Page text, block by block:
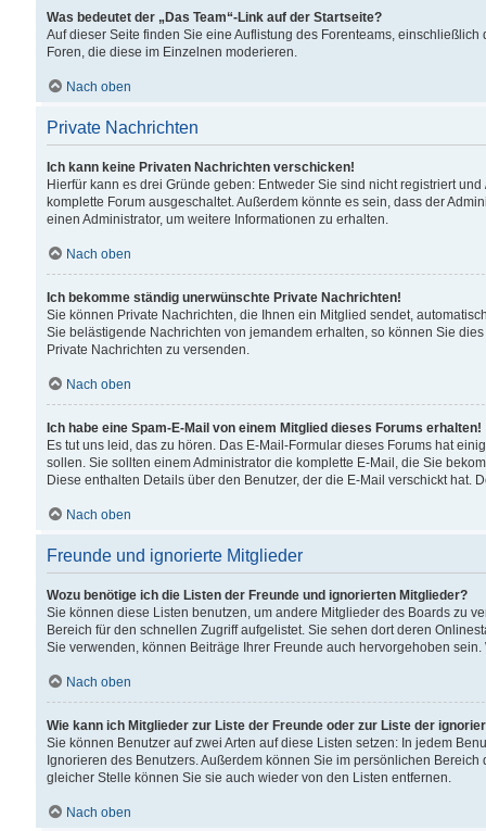
Was bedeutet der „Das Team“-Link auf der Startseite?
Auf dieser Seite finden Sie eine Auflistung des Forenteams,
Foren, die diese im Einzelnen moderieren.
Nach oben
Private Nachrichten
Ich kann keine Privaten Nachrichten verschicken!
Hierfür kann es drei Gründe geben: Entweder Sie sind nicht registriert
komplette Forum ausgeschaltet. Außerdem könnte es sein, dass der
einen Administrator, um weitere Informationen zu erhalten.
Nach oben
Ich bekomme ständig unerwünschte Private Nachrichten!
Sie können Private Nachrichten, die Ihnen ein Mitglied sendet,
Sie belästigende Nachrichten von jemandem erhalten, so können Sie
Private Nachrichten zu versenden.
Nach oben
Ich habe eine Spam-E-Mail von einem Mitglied dieses Forums erhalten!
Es tut uns leid, das zu hören. Das E-Mail-Formular dieses Forums hat
sollen. Sie sollten einem Administrator die komplette E-Mail, die Sie
Diese enthalten Details über den Benutzer, der die E-Mail verschickt hat.
Nach oben
Freunde und ignorierte Mitglieder
Wozu benötige ich die Listen der Freunde und ignorierten Mitglieder?
Sie können diese Listen benutzen, um andere Mitglieder des Boards zu
Bereich für den schnellen Zugriff aufgelistet. Sie sehen dort deren
Sie verwenden, können Beiträge Ihrer Freunde auch hervorgehoben
Nach oben
Wie kann ich Mitglieder zur Liste der Freunde oder zur Liste der
Sie können Benutzer auf zwei Arten auf diese Listen setzen: In jedem
Ignorieren des Benutzers. Außerdem können Sie im persönlichen
gleicher Stelle können Sie sie auch wieder von den Listen entfernen.
Nach oben